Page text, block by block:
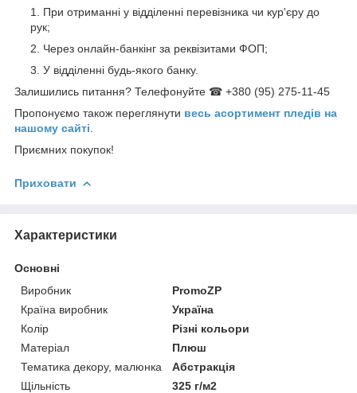
При отриманні у відділенні перевізника чи кур'єру до
рук;
Через онлайн-банкінг за реквізитами ФОП;
У відділенні будь-якого банку.
Залишились питання? Телефонуйте ☎ +380 (95) 275-11-45
Пропонуємо також переглянути весь асортимент пледів на
нашому сайті
Приємних покупок!
Приховати
Характеристики
Основні
Виробник
PromoZP
Країна виробник
Україна
Колір
Різні кольори
Матеріал
Плюш
Тематика декору, малюнка
Абстракція
Щільність
325 г/м2